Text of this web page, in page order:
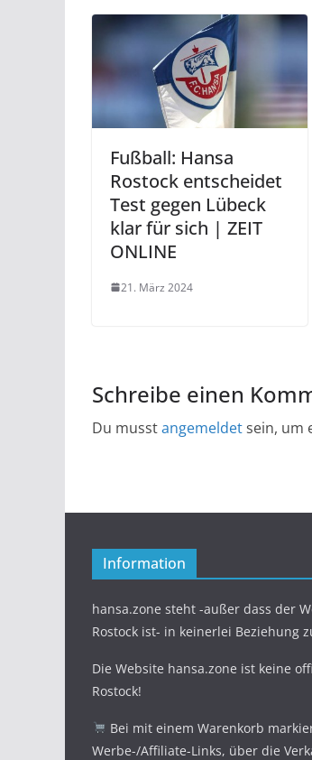
Fußball: Hansa
Rostock entscheidet
Test gegen Lübeck
klar für sich | ZEIT
ONLINE
21. März 2024
Schreibe einen
Du musstangemeldetsein, um
Information
hansa.zone steht -außer dass der
Rostock ist- in keinerlei Beziehung
Die Website hansa.zone ist keine
Rostock!
Bei mit einem Warenkorb
Werbe-/Affiliate-Links, über die